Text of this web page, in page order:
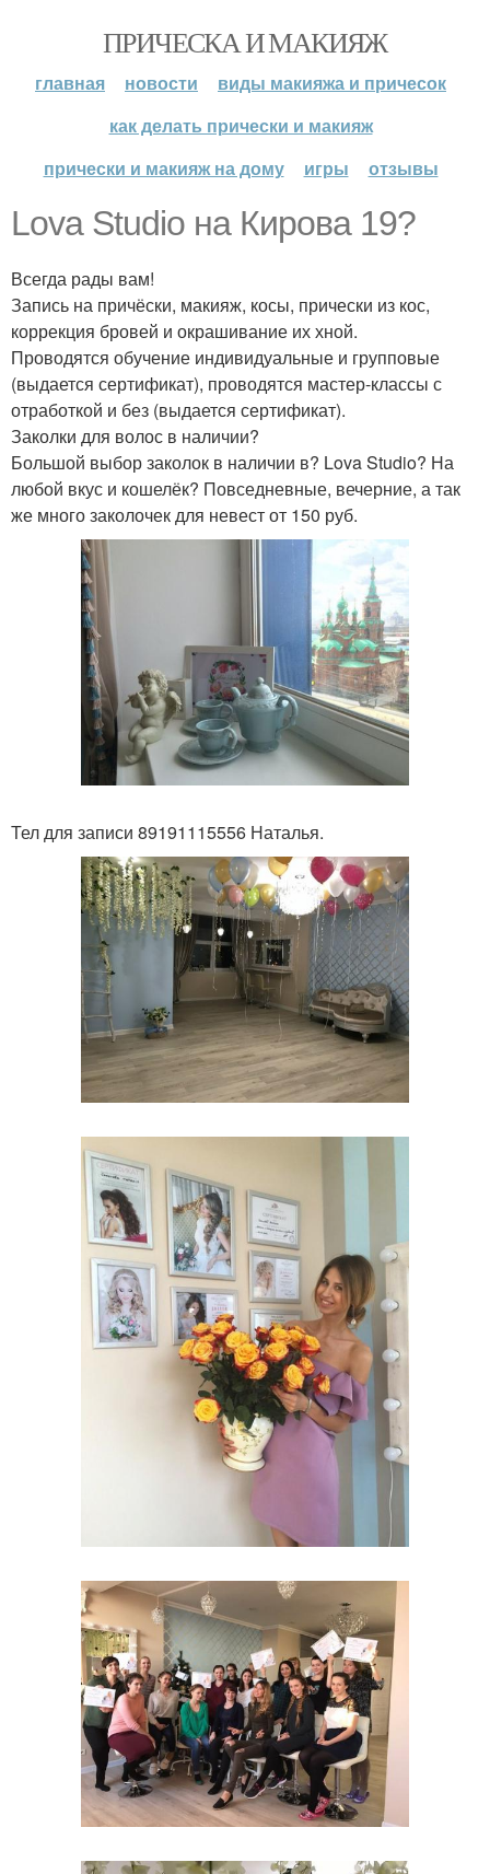
ПРИЧЕСКА И МАКИЯЖ
главная новости
виды макияжа и причесок
как делать прически и макияж
прически и макияж на дому
игры отзывы
Lova Studio на Кирова 19?
Всегда рады вам!
Запись на причёски, макияж, косы, прически из кос,
коррекция бровей и окрашивание их хной.
Проводятся обучение индивидуальные и групповые
(выдается сертификат), проводятся мастер-классы с
отработкой и без (выдается сертификат).
Заколки для волос в наличии?
Большой выбор заколок в наличии в? Lova Studio? На
любой вкус и кошелёк? Повседневные, вечерние, а так
же много заколочек для невест от 150 руб.
Тел для записи 89191115556 Наталья.